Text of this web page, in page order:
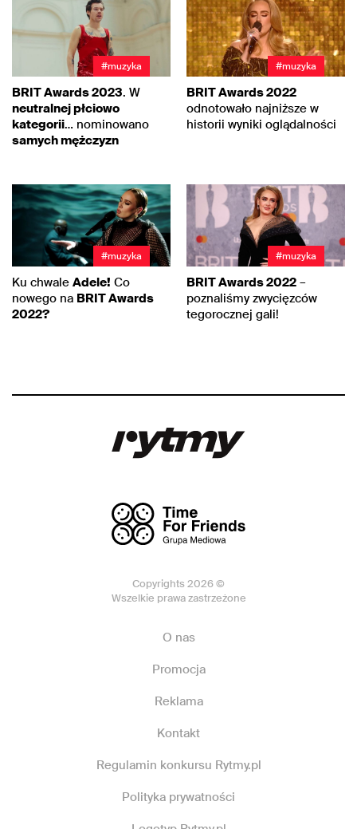
#muzyka
BRIT Awards 2023. W
neutralnej płciowo
kategorii… nominowano
samych mężczyzn
#muzyka
BRIT Awards 2022
odnotowało najniższe w
historii wyniki oglądalności
#muzyka
Ku chwale Adele! Co
nowego na BRIT Awards
2022?
#muzyka
BRIT Awards 2022 –
poznaliśmy zwycięzców
tegorocznej gali!
Copyrights 2026 ©
Wszelkie prawa zastrzeżone
O nas
Promocja
Reklama
Kontakt
Regulamin konkursu Rytmy.pl
Polityka prywatności